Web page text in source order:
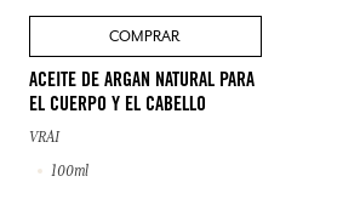
COMPRAR
ACEITE DE ARGAN NATURAL PARA
EL CUERPO Y EL CABELLO
VRAI
100ml